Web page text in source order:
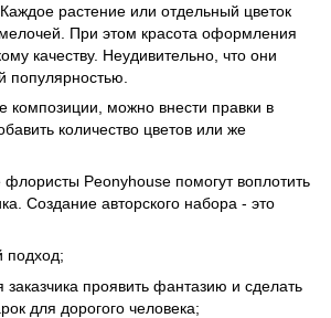
растение или отдельный цветок
При этом красота оформления
качеству. Неудивительно, что они
популярностью.
композиции, можно внести правки в
количество цветов или же
Peonyhouse помогут воплотить
Создание авторского набора - это
подход;
заказчика проявить фантазию и сделать
для дорогого человека;